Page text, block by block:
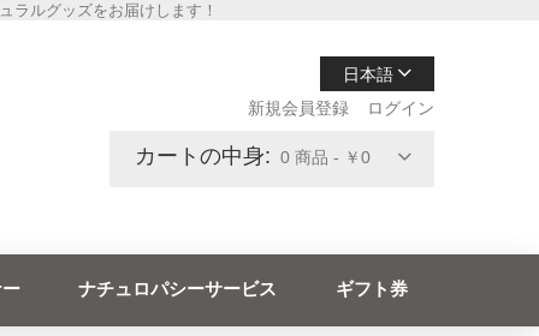
ラルグッズをお届けします！
日本語
ログイン
新規会員登録
カートの中身: 0 商品 - ￥0
ナチュロパシーサービス ギフト券